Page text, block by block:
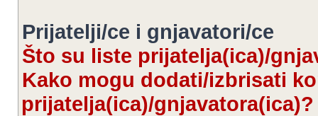
Prijatelji/ce i gnjavatori/ce
Što su liste prijatelja(ica)/
Kako mogu dodati/izbrisati
prijatelja(ica)/gnjavatora(ica)?